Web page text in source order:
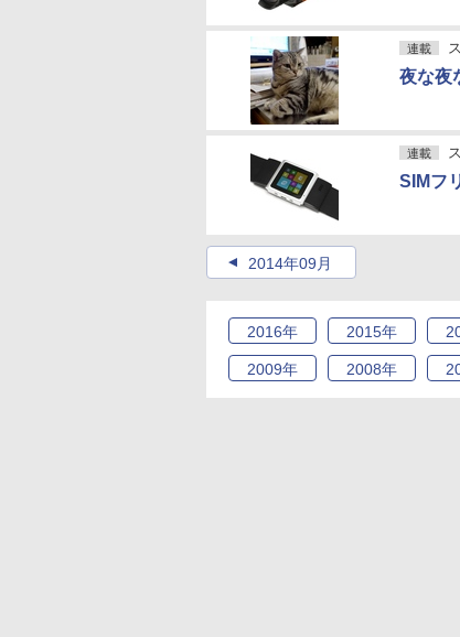
連載
夜な夜
連載
SIMフ
2014年09月
2016年 2015年
2009年 2008年